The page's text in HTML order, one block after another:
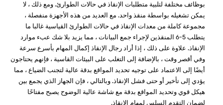
بوظائف مختلفة لتلبية متطلبات الإنقاذ في حالات الطوارئ. ومع ذلك ، لا
يمكن تشغيله بواسطة منقذ واحد. مع العديد من هذه الأجهزة منفصلة ،
مجموعة كاملة من معدات الإنقاذ في حالات الطوارئ القياسية غالبا ما
يتطلب 5-6 المنقذين لإجراء جمع البيانات ، مما يزيد بلا شك عبء موارد
الإنقاذ. علاوة على ذلك ، إذا أراد رجال الإنقاذ إكمال المهام بأسرع سرعة
وفي أقصر وقت ، بالإضافة إلى التغلب على البيئات القاسية ، فإنهم يحتاجون
أيضًا إلى الاعتماد على توجيه تحديد المواقع بدقة عالية لتجنب الضياع ، مما
يؤدي إلى تأخير أو حتى فشل الإنقاذ. وبالتالي ، فإن الجهاز الذي يجمع بين
هيكل قوي وتحديد المواقع بدقة مع شاشة عالية الوضوح يصبح مفتاحًا
لضمان التقدم السلس لمهام الإنقاذ.